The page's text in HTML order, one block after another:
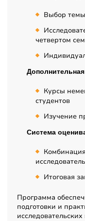
Выбор
четвертом
Курсы
студентов
Изучение
Система
Итоговая
Программа
подготовки и